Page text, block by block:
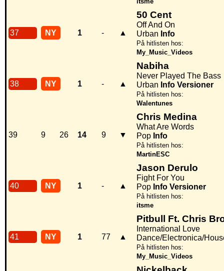
37 NY 1 - ▲
50 Cent
Off And On
Urban Info
På hitlisten hos:
My_Music_Videos
38 NY 1 - ▲
Nabiha
Never Played The Bass
Urban Info Versioner
På hitlisten hos:
Walentunes
39 9 26 14 9 ▼
Chris Medina
What Are Words
Pop Info
På hitlisten hos:
MartinESC
40 NY 1 - ▲
Jason Derulo
Fight For You
Pop Info Versioner
På hitlisten hos:
itsme
41 NY 1 77 ▲
Pitbull Ft. Chris
International Love
Dance/Electronica/
På hitlisten hos:
My_Music_Videos